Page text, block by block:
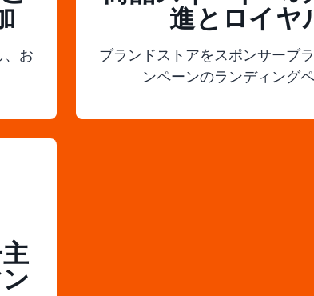
、お
進とロイヤ
ブランドストアをスポンサーブ
ンペーンのランディング